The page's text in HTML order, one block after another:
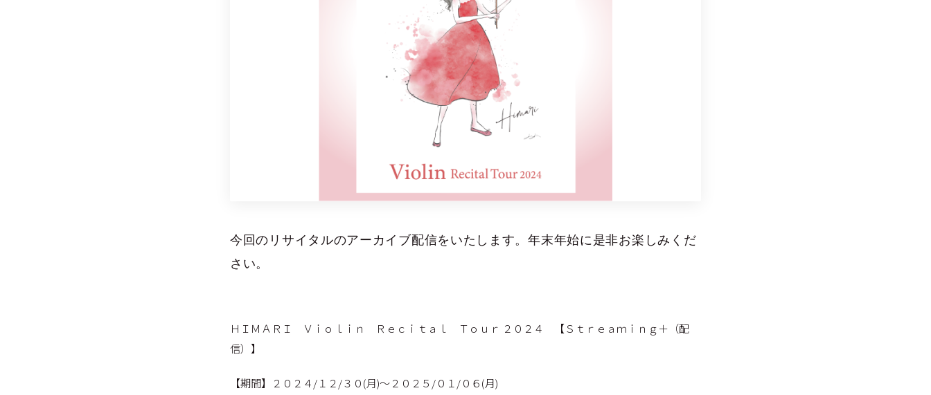
今回のリサイタルのアーカイブ配信をいたします。年末年始に是非お楽しみくだ
さい。
ＨＩＭＡＲＩ Ｖｉｏｌｉｎ Ｒｅｃｉｔａｌ Ｔｏｕｒ ２０２４ 【Ｓｔｒｅａｍｉｎｇ＋（配
信）】
【期間】２０２４/１２/３０(月)～２０２５/０１/０６(月)